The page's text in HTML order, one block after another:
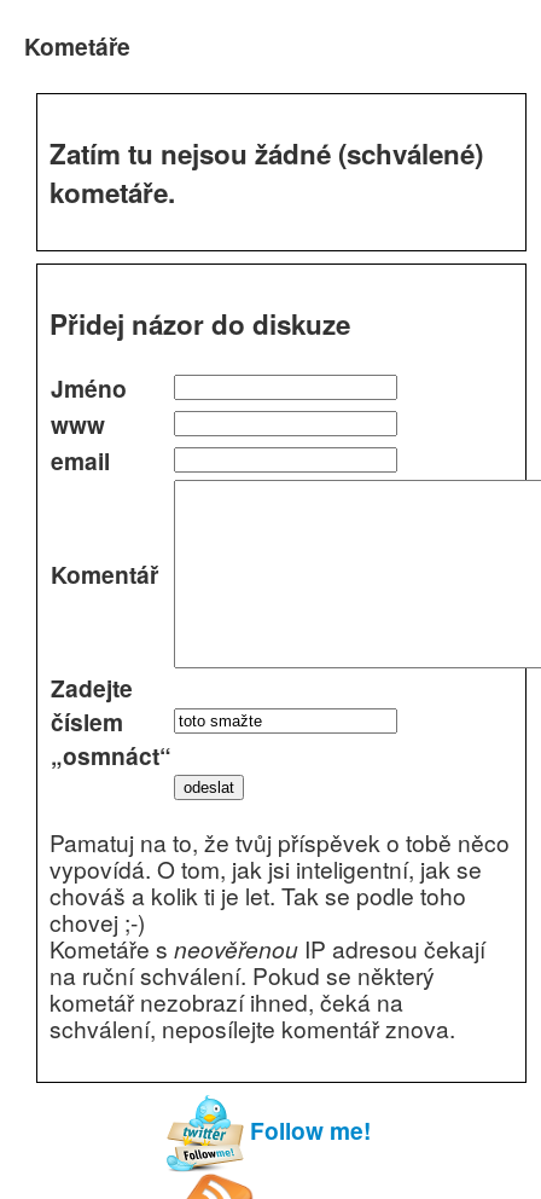
Kometáře
Zatím tu nejsou žádné (schválené)
kometáře.
Přidej názor do diskuze
Jméno
www
email
Komentář
Zadejte
číslem
„osmnáct“
Pamatuj na to, že tvůj příspěvek o tobě něco
vypovídá. O tom, jak jsi inteligentní, jak se
chováš a kolik ti je let. Tak se podle toho
chovej ;-)
Kometáře s neověřenou IP adresou čekají
na ruční schválení. Pokud se některý
kometář nezobrazí ihned, čeká na
schválení, neposílejte komentář znova.
Follow me!